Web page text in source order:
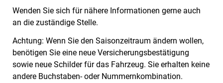
Wenden Sie sich für nähere Informationen gerne auch
an die zuständige Stelle.
Achtung: Wenn Sie den Saisonzeitraum ändern wollen,
benötigen Sie eine neue Versicherungsbestätigung
sowie neue Schilder für das Fahrzeug. Sie erhalten keine
andere Buchstaben- oder Nummernkombination.